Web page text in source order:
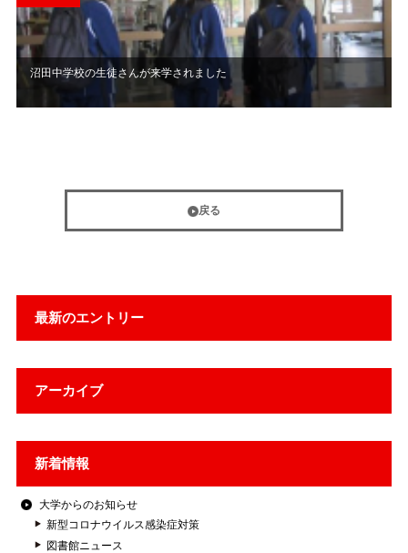
最新のエントリー
アーカイブ
新着情報
大学からのお知らせ
新型コロナウイルス感染症対策
図書館ニュース
沼田中学校の生徒さんが来学されました
戻る